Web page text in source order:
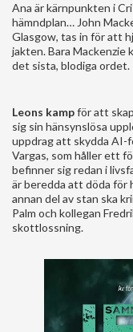
Ana är kärnpunkten i
hämndplan… John
Glasgow, tas in för att
jakten. Bara Mackenzie
det sista, blodiga ordet.
Leons kampför att
sig sin hänsynslösa
uppdrag att skydda AI-
Vargas, som håller ett
befinner sig redan i
är beredda att döda för
annan del av stan ska
Palm och kollegan
skottlossning.